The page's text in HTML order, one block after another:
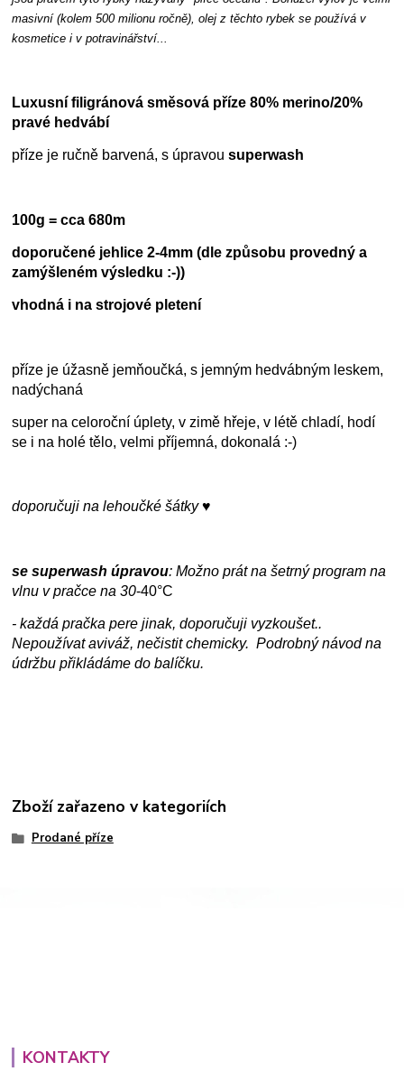
masivní (kolem 500 milionu ročně), olej z těchto rybek se používá v
kosmetice i v potravinářství...
Luxusní filigránová směsová příze 80% merino/20%
pravé hedvábí
příze je ručně barvená, s úpravousuperwash
100g = cca 680m
doporučené jehlice 2-4mm (dle způsobu provedný a
zamýšleném výsledku :-))
vhodná i na strojové pletení
příze je úžasně jemňoučká, s jemným hedvábným leskem,
nadýchaná
super na celoroční úplety, v zimě hřeje, v létě chladí, hodí
se i na holé tělo, velmi příjemná, dokonalá :-)
doporučuji na lehoučké šátky ♥
se superwash úpravou: Možno prát na šetrný program na
vlnu v pračce na30-40°C
- každá pračka pere jinak, doporučuji vyzkoušet..
Nepoužívat aviváž, nečistit chemicky. Podrobný návod na
údržbu přikládáme do balíčku.
Zboží zařazeno v kategoriích
Prodané příze
KONTAKTY